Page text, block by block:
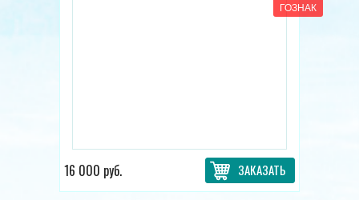
ГОЗНАК
16 000 руб. ЗАКАЗАТЬ